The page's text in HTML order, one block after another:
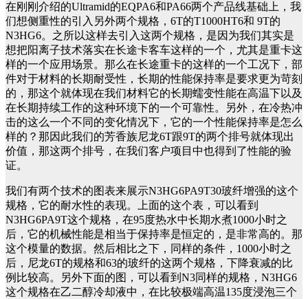
在刚刚介绍的Ultramid的EQPA6和PA66两个产品线基础上，我
们想侧重性的引入另外两个规格，6T的T1000HT6和 9T的
N3HG6。之所以这样去引入这两个规格，是因为我们其实是
想把阳离子技术落实在长途卡客车这样的一个，尤其是重卡这
样的一个应用场景。那么在长途重卡的这样的一个工况下，部
件对于材料的长期耐受性，长期的性能保持率是要求更为苛刻
的，那这个就体现在我们材料它的长期蠕变性能在高温下以及
在长期持续工作的这种环境下的一个可靠性。另外，在冷热冲
击的这么一个不同的变化情况下，它的一个性能保持率是怎么
样的？那因此我们的芳香族尼龙6T跟9T的两个排号就体现出
价值，那这两个排号，在我们客户项目中也得到了性能的验
证。
我们有两个技术的图表来展示N3HG6PA9T30玻纤增强的这个
规格，它的耐水性的表现。上面的这个表，可以看到
N3HG6PA9T这个规格，在95度热水中长期水煮1000小时之
后，它的机械性能是相当于保持率是恒定的，是非常高的。那
这个模量的数据。然后相比之下，同样的条件，1000小时之
后，尼龙6T的规格和63的玻纤的这两个规格，下降衰减的比
例比较高。另外下面的图，可以看到N3同样的规格，N3HG6
这个规格在乙二醇冷却液中，在比较极端高温135度浸泡三个